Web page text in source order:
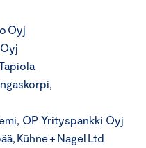
Oyj
OP Yrityspankki Oyj
Kühne + Nagel Ltd